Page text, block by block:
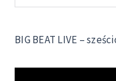
BIG BEAT LIVE –